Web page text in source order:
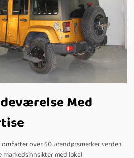
Med
over 60 utendørsmerker verden
markedsinnsikter med lokal